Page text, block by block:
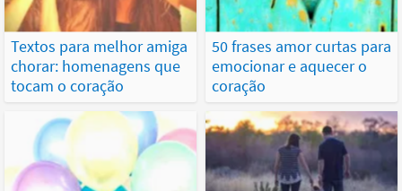
Textos para melhor amiga
chorar: homenagens que
tocam o coração
50 frases amor curtas para
emocionar e aquecer o
coração